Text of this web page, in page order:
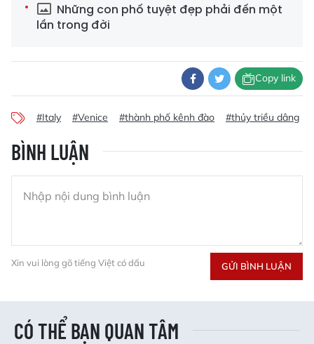
Những con phố tuyệt đẹp phải đến một
lần trong đời
Copy link
#Italy #Venice #thành phố kênh đào #thủy triều dâng
BÌNH LUẬN
Xin vui lòng gõ tiếng Việt có dấu GỬI BÌNH LUẬN
CÓ THỂ BẠN QUAN TÂM